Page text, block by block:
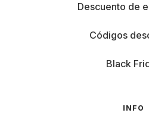
Descuento de
Códigos
Black
INFO